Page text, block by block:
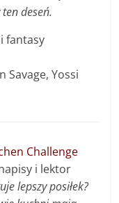
deseń.
fantasy
Savage, Yossi
Challenge
i lektor
lepszy posiłek?